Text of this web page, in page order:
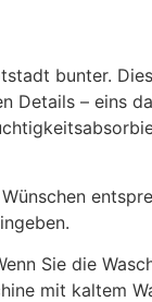
bunter.
– eins
Sie die
mit kaltem